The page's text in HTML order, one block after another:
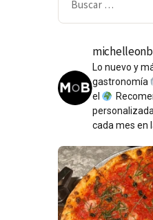
Lo nuevo y
gastronomía
el
cada mes en